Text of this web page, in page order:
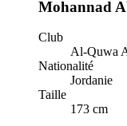
Mohannad
Club
Al-Quwa
Nationalité
Jordanie
Taille
173 cm